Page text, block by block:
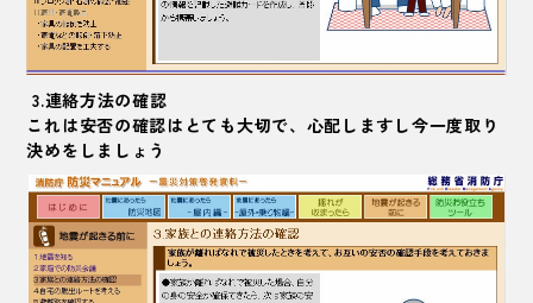
3.連絡方法の確認
これは安否の確認はとても大切で、心配しますし今一度取り
決めをしましょう